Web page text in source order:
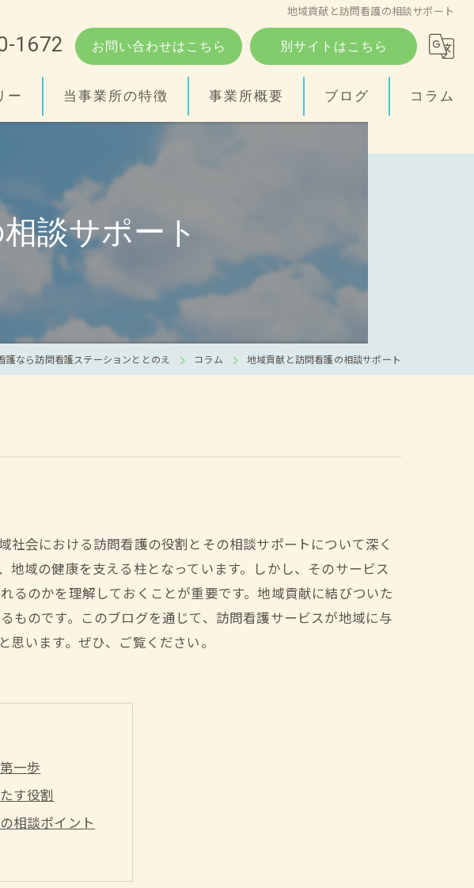
地域貢献と訪問看護の相談サポート
1672 お問い合わせはこちら 別サイトはこちら
ー 当事業所の特徴
支援
精神
事業所概要 ブログ コラム
談サポート
護なら訪問看護ステーションととのえ コラム 地域貢献と訪問看護の相談サポート
会における訪問看護の役割とその相談サポートについて深く
域の健康を支える柱となっています。しかし、そのサービス
るのかを理解しておくことが重要です。地域貢献に結びついた
ものです。このブログを通じて、訪問看護サービスが地域に与
います。ぜひ、ご覧ください。
一歩
す役割
相談ポイント
ービスの利用法
なアプローチ